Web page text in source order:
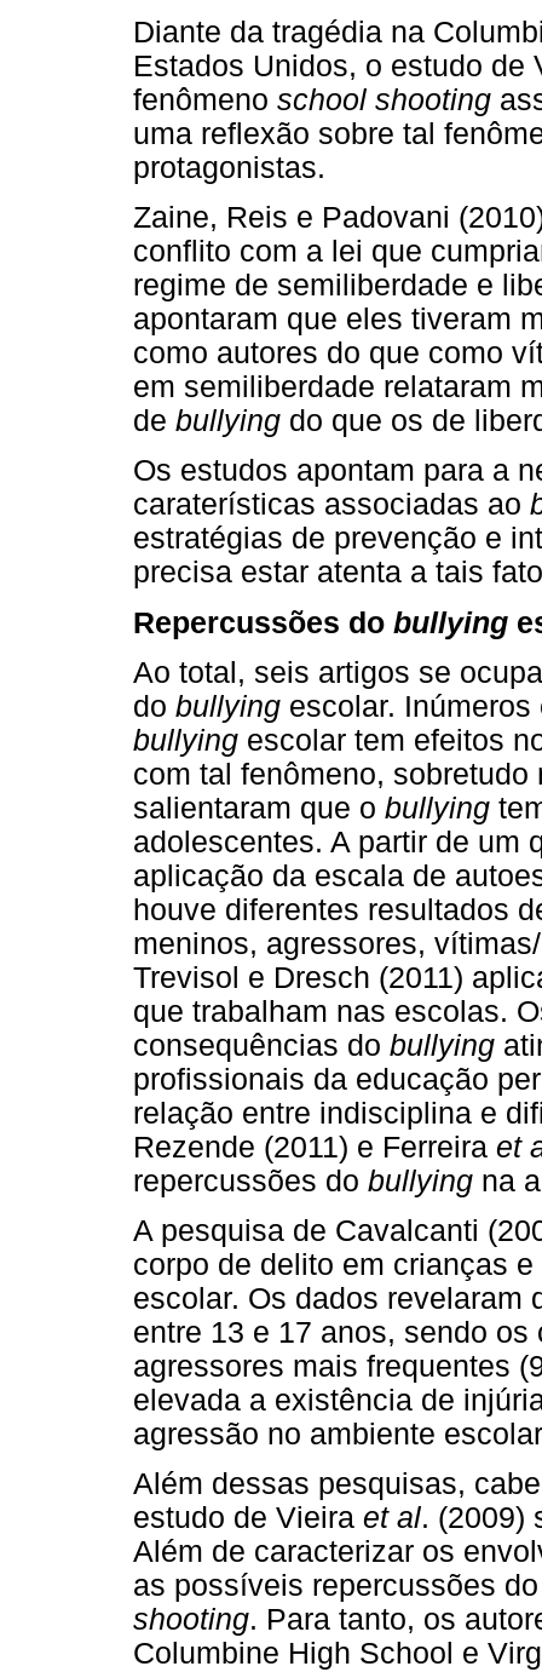
Diante da tragédia na
Estados Unidos, o estudo de
fenômeno school shooting
uma reflexão sobre tal
protagonistas.
Zaine, Reis e Padovani
conflito com a lei que
regime de semiliberdade e
apontaram que eles tiveram
como autores do que como
em semiliberdade relataram
de bullying do que os de
Os estudos apontam para a
caraterísticas associadas ao
estratégias de prevenção e
precisa estar atenta a tais
Repercussões do bullying
Ao total, seis artigos se
do bullying escolar.
bullying escolar tem efeitos
com tal fenômeno,
salientaram que o bullying
adolescentes. A partir de um
aplicação da escala de
houve diferentes resultados
meninos, agressores,
Trevisol e Dresch (2011)
que trabalham nas escolas.
consequências do bullying
profissionais da educação
relação entre indisciplina e
Rezende (2011) e Ferreira et
repercussões do bullying na
A pesquisa de Cavalcanti
corpo de delito em crianças
escolar. Os dados revelaram
entre 13 e 17 anos, sendo
agressores mais frequentes
elevada a existência de
agressão no ambiente
Além dessas pesquisas,
estudo de Vieira et al. (2009)
Além de caracterizar os
as possíveis repercussões
shooting. Para tanto, os
Columbine High School e